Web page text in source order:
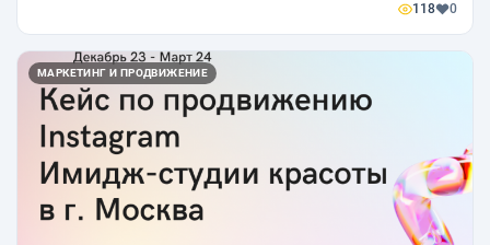
118 0
МАРКЕТИНГ И ПРОДВИЖЕНИЕ